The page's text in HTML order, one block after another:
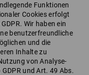
Funktionen
Cookies erfolgt
Wir haben ein
benutzerfreundliche
und die
Inhalte zu
von Analyse-
und Art. 49 Abs.